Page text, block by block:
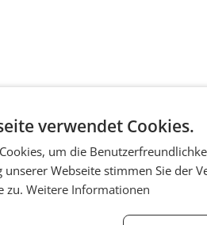
verwendet Cookies.
um die
Webseite stimmen Sie der
zu. Weitere Informationen